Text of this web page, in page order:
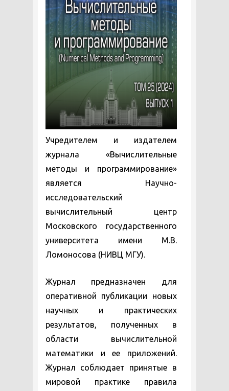
Учредителем и издателем
журнала «Вычислительные
методы и программирование»
является Научно-
исследовательский
вычислительный центр
Московского государственного
университета имени М.В.
Ломоносова (НИВЦ МГУ).
Журнал предназначен для
оперативной публикации новых
научных и практических
результатов, полученных в
области вычислительной
математики и ее приложений.
Журнал соблюдает принятые в
мировой практике правила